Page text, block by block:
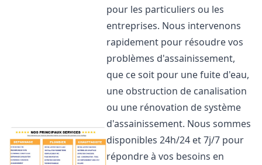
pour les particuliers ou les
entreprises. Nous intervenons
rapidement pour résoudre vos
problèmes d'assainissement,
que ce soit pour une fuite d'eau,
une obstruction de canalisation
ou une rénovation de système
d'assainissement. Nous sommes
disponibles 24h/24 et 7j/7 pour
répondre à vos besoins en